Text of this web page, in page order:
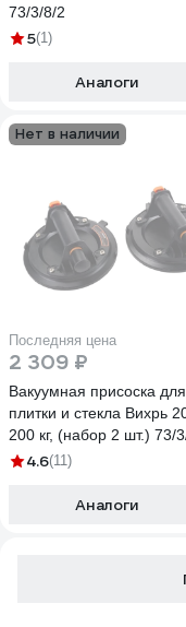
73/3/8/2
5(1)
Аналоги
Нет в наличии
Последняя цена
2 309 ₽
Вакуумная присоска для
плитки и стекла Вихрь
200 кг, (набор 2 шт.) 73/
4.6(11)
Аналоги